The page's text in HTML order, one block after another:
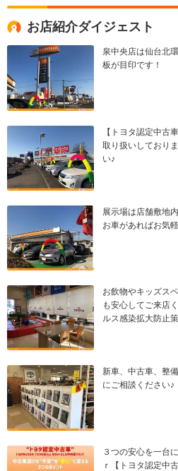
お店紹介ダイジェスト
泉中央店は仙台北
板が目印です！
【トヨタ認定中古
取り扱いしており
い♪
展示場は店舗敷地
お車があればお気
お飲物やキッズス
も安心してご来店
ルス感染拡大防止
新車、中古車、整
にご相談ください♪
３つの安心を一台
ｒ【トヨタ認定中